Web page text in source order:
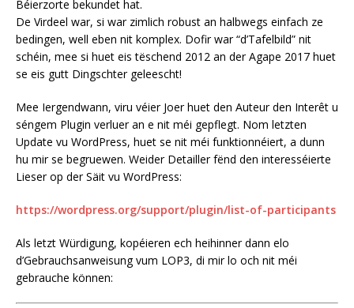
Béierzorte bekundet hat.
De Virdeel war, si war zimlich robust an halbwegs einfach ze
bedingen, well eben nit komplex. Dofir war “d’Tafelbild” nit
schéin, mee si huet eis tëschend 2012 an der Agape 2017 huet
se eis gutt Dingschter geleescht!
Mee Iergendwann, viru véier Joer huet den Auteur den Interêt u
séngem Plugin verluer an e nit méi gepflegt. Nom letzten
Update vu WordPress, huet se nit méi funktionnéiert, a dunn
hu mir se begruewen. Weider Detailler fënd den interesséierte
Lieser op der Säit vu WordPress:
https://wordpress.org/support/plugin/list-of-participants
Als letzt Würdigung, kopéieren ech heihinner dann elo
d’Gebrauchsanweisung vum LOP3, di mir lo och nit méi
gebrauche können: